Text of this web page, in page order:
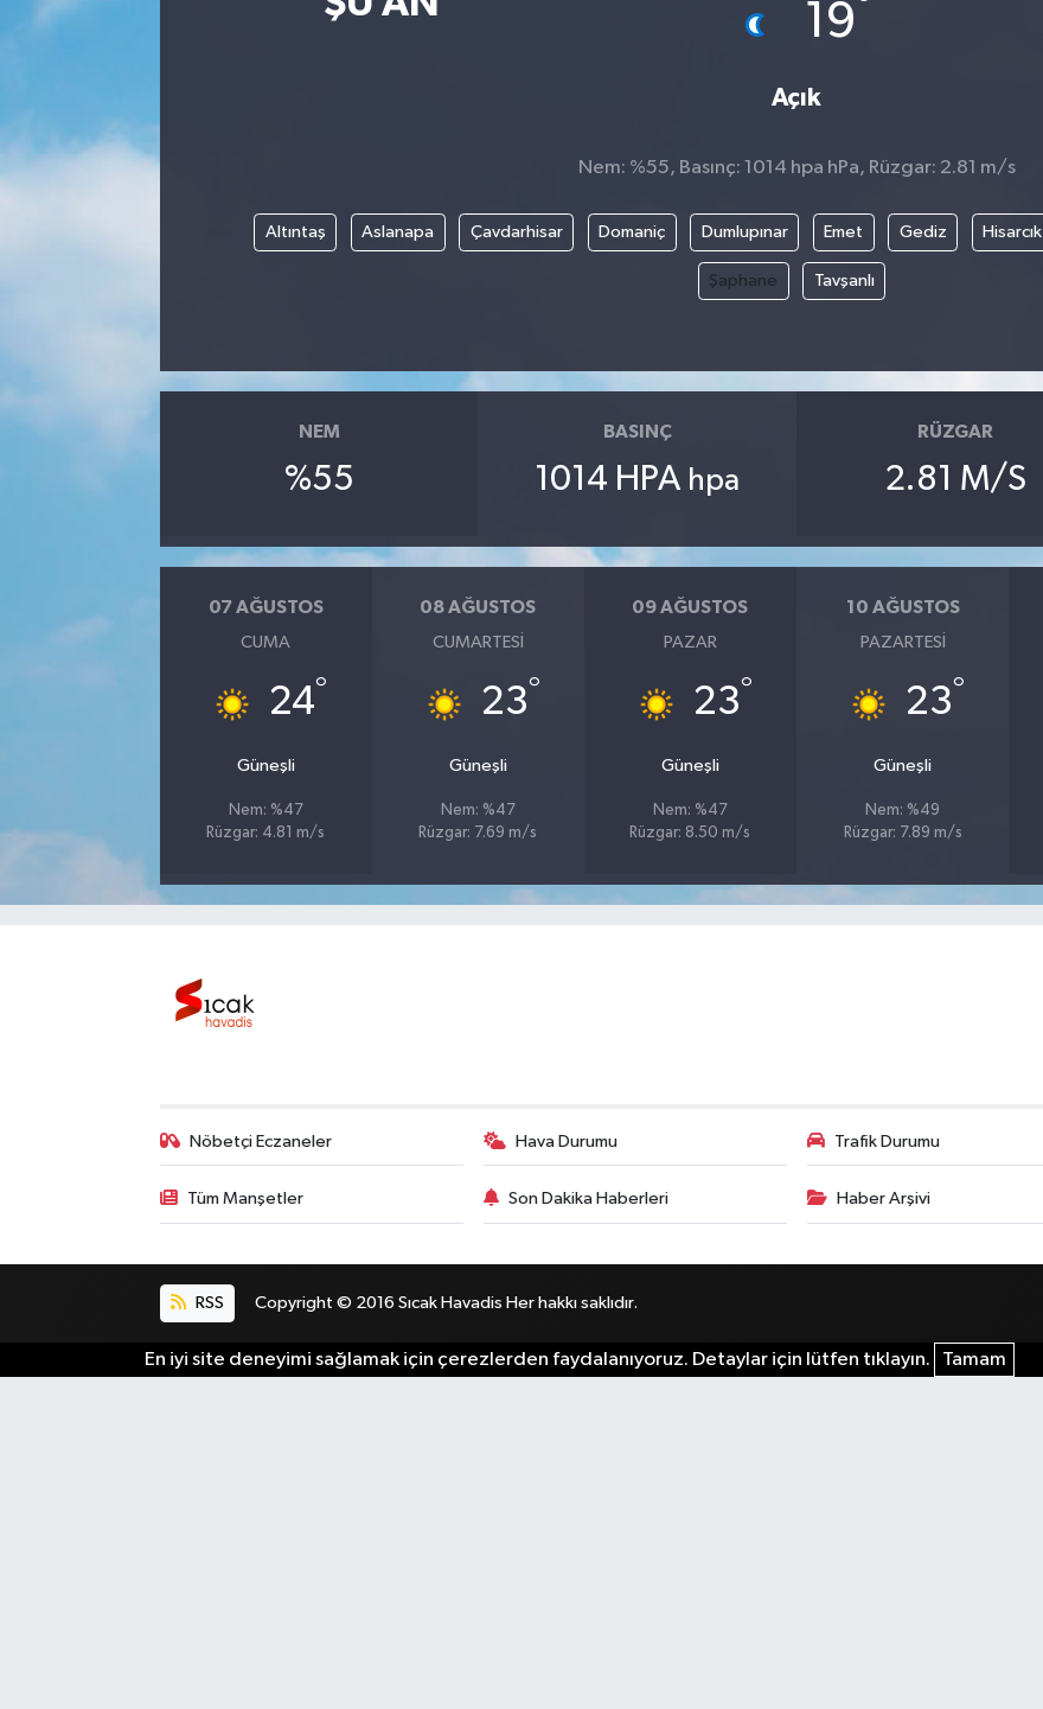
19
Açık
Nem: %55, Basınç: 1014 hpa hPa, Rüzgar: 2.81 m/s
Altıntaş Aslanapa Çavdarhisar Domaniç Dumlupınar Emet Gediz Hisarcık
Şaphane Tavşanlı
NEM
%55
BASINÇ
1014 HPA hpa
RÜZGAR
2.81 M/S
07 AĞUSTOS
CUMA
24°
Güneşli
Nem: %47
Rüzgar: 4.81 m/s
08 AĞUSTOS
CUMARTESI
23°
Güneşli
Nem: %47
Rüzgar: 7.69 m/s
09 AĞUSTOS
PAZAR
23°
Güneşli
Nem: %47
Rüzgar: 8.50 m/s
10 AĞUSTOS
PAZARTESI
23°
Güneşli
Nem: %49
Rüzgar: 7.89 m/s
Nöbetçi Eczaneler Hava Durumu Trafik Durumu
Tüm Manşetler Son Dakika Haberleri Haber Arşivi
RSS Copyright © 2016 Sıcak Havadis Her hakkı saklıdır.
En iyi site deneyimi sağlamak için çerezlerden faydalanıyoruz. Detaylar için lütfen tıklayın. Tamam
Dünya